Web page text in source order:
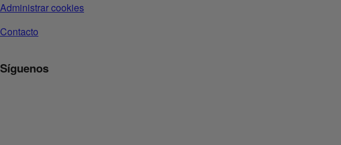
Administrar cookies
Contacto
Síguenos